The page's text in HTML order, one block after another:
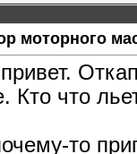
моторного
Кто что
то